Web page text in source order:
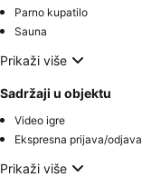
Parno kupatilo
Sauna
Prikaži više
Sadržaji u objektu
Video igre
Ekspresna prijava/odjava
Prikaži više